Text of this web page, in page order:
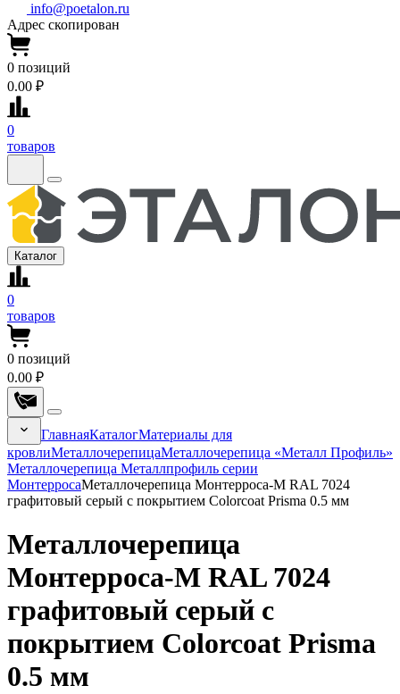
info@poetalon.ru
Адрес скопирован
0 позиций
0.00 ₽
0
товаров
Каталог
0
товаров
0 позиций
0.00 ₽
ГлавнаяКаталогМатериалы для
кровлиМеталлочерепицаМеталлочерепица «Металл Профиль»
Металлочерепица Металлпрофиль серии
МонтерросаМеталлочерепица Монтерроса-M RAL 7024
графитовый серый с покрытием Colorcoat Prisma 0.5 мм
Металлочерепица
Монтерроса-M RAL 7024
графитовый серый с
покрытием Colorcoat Prisma
0.5 мм